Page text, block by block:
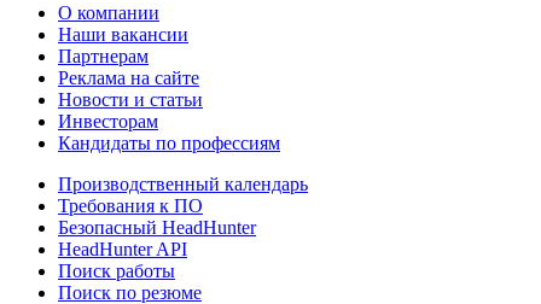
О компании
Наши вакансии
Партнерам
Реклама на сайте
Новости и статьи
Инвесторам
Кандидаты по профессиям
Производственный календарь
Требования к ПО
Безопасный HeadHunter
HeadHunter API
Поиск работы
Поиск по резюме